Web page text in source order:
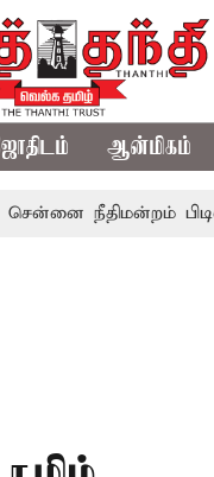
ஆன்மிகம்
பிடிவாராண்ட்